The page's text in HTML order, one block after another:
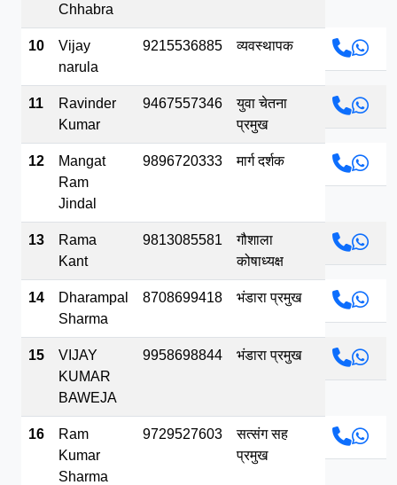
Chhabra
10
Vijay
narula
9215536885 व्यवस्थापक
11
Ravinder
Kumar
9467557346
युवा चेतना
प्रमुख
12
Mangat
Ram
Jindal
9896720333 मार्ग दर्शक
13
Rama
Kant
9813085581
गौशाला
कोषाध्यक्ष
14
Dharampal
Sharma
8708699418 भंडारा प्रमुख
15
VIJAY
KUMAR
BAWEJA
9958698844 भंडारा प्रमुख
16
Ram
Kumar
Sharma
9729527603
सत्संग सह
प्रमुख